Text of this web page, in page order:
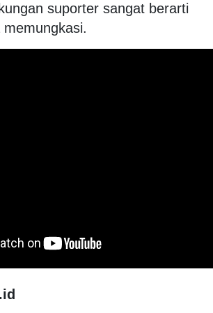
suporter sangat berarti
memungkasi.